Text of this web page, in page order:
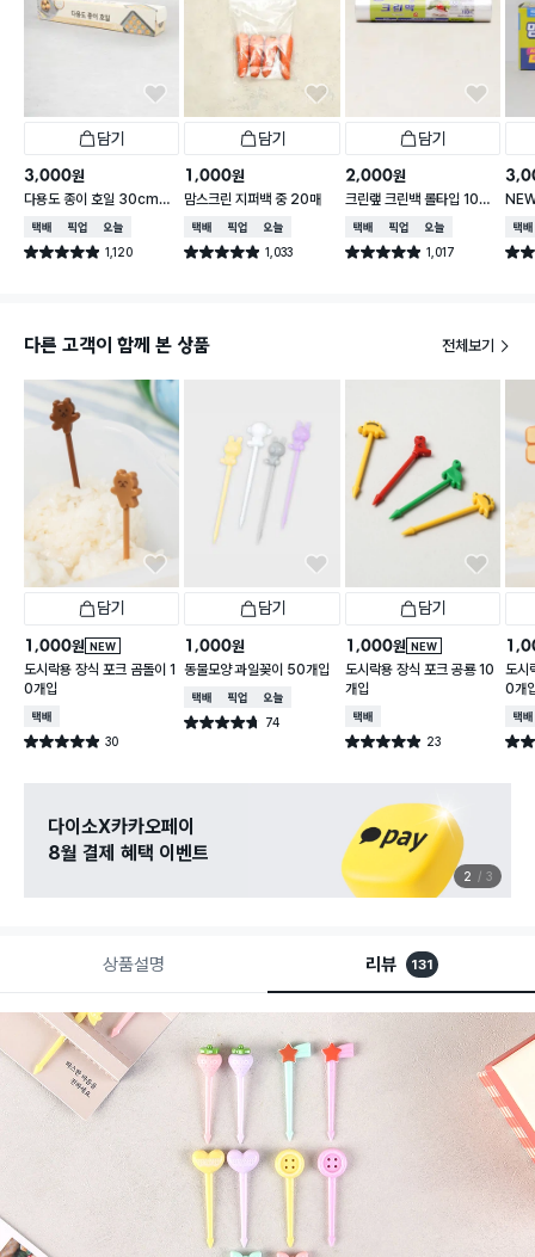
담기
3,000원
다용도 종이 호일 30cmX
30m
택배배송매장픽업오늘배송
별점 4.9점 1,120
건 작성
담기
1,000원
맘스크린 지퍼백 중 20매
택배배송매장픽업오늘배송
별점 4.9점 1,033
건 작성
담기
2,000원
크린랲 크린백 롤타입 100
매 30X40 cm
택배배송매장픽업오늘배송
별점 4.9점 1,017
건 작성
택배
별점
다른 고객이 함께 본 상품 전체보기
담기
NEW
1,000원
도시락용 장식 포크 곰돌이 1
0개입
택배배송
별점 4.9점 30
건 작성
담기
1,000원
동물모양 과일꽂이 50개입
택배배송매장픽업오늘배송
별점 4.7점 74
건 작성
담기
NEW
1,000원
도시락용 장식 포크 공룡 10
개입
택배배송
별점 4.9점 23
건 작성
도시
0개
택배
별점
관심 있는 신상 입고
무료로 알림 받기
3 3
상품설명 리뷰 131